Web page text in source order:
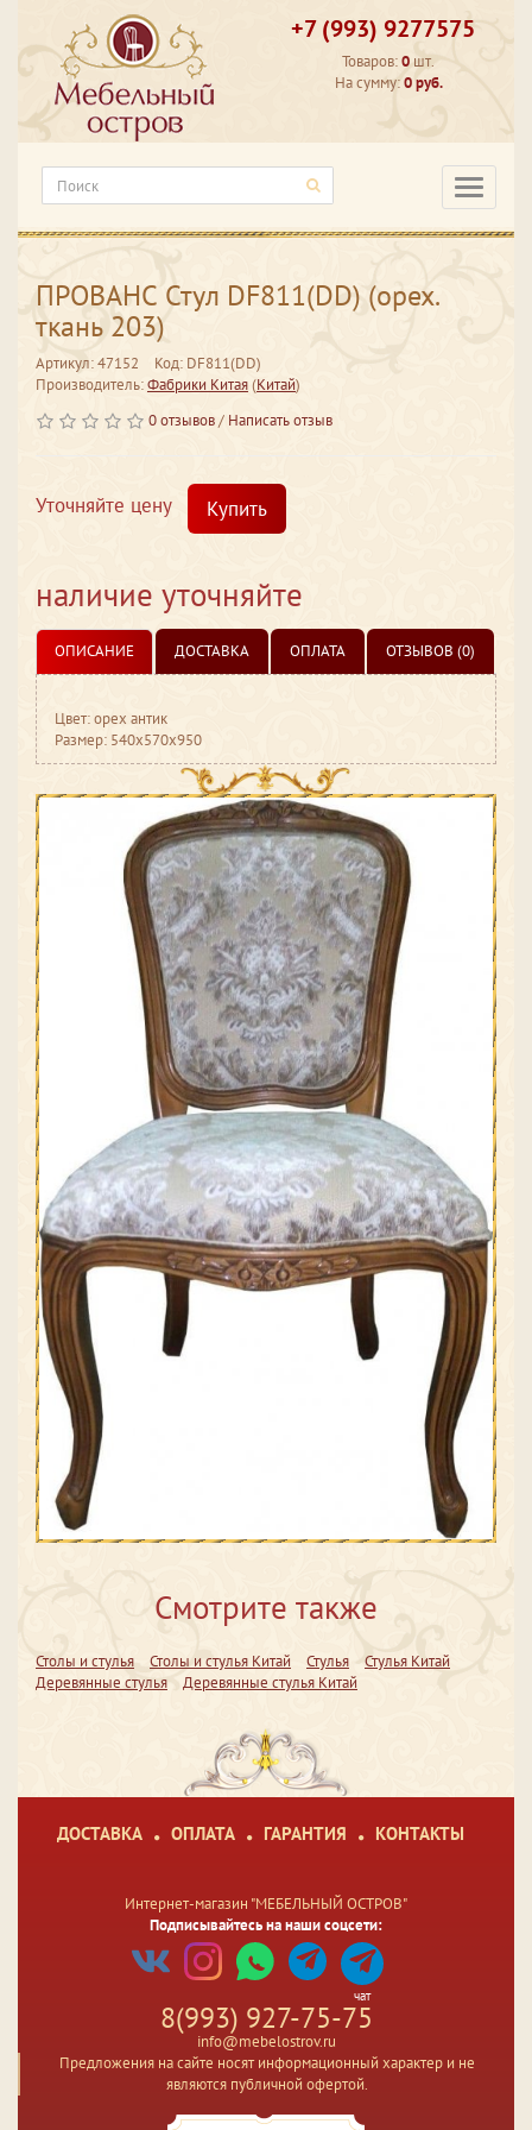
+7 (993) 9277575
Товаров:0 шт.
На сумму:0 руб.
ПРОВАНС Стул DF811(DD) (орех.
ткань 203)
Артикул: 47152
Код: DF811(DD)
Производитель:Фабрики Китая(Китай)
0 отзывов/ Написать отзыв
Уточняйте цену Купить
наличие уточняйте
ОПИСАНИЕ ДОСТАВКА ОПЛАТА ОТЗЫВОВ (0)
Цвет: орех антик
Размер: 540x570x950
Смотрите также
Столы и стулья Столы и стулья Китай Стулья
Стулья Китай
Деревянные стулья
Деревянные стулья Китай
ДОСТАВКА ОПЛАТА ГАРАНТИЯ КОНТАКТЫ
Интернет-магазин "МЕБЕЛЬНЫЙ ОСТРОВ"
Подписывайтесь на наши соцсети:
чат
8(993) 927-75-75
info@mebelostrov.ru
Предложения на сайте носят информационный характер и не
являются публичной офертой.